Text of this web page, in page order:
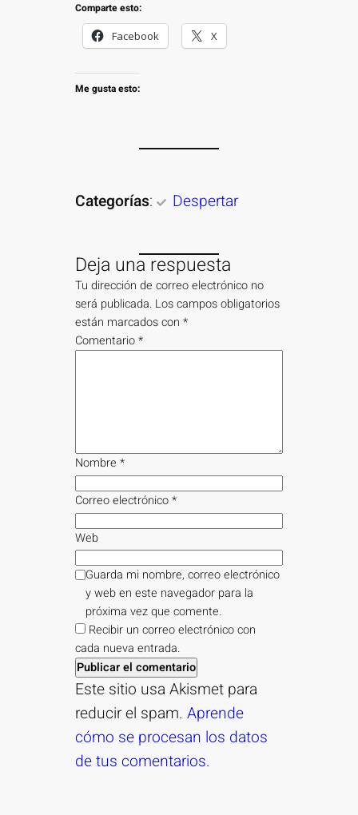
Comparte esto:
Facebook
X
Me gusta esto:
Categorías: Despertar
Deja una respuesta
Tu dirección de correo electrónico no
será publicada. Los campos obligatorios
están marcados con*
Comentario*
Nombre*
Correo electrónico*
Web
Guarda mi nombre, correo electrónico
y web en este navegador para la
próxima vez que comente.
Recibir un correo electrónico con
cada nueva entrada.
Este sitio usa Akismet para
reducir el spam.Aprende
cómo se procesan los datos
de tus comentarios.